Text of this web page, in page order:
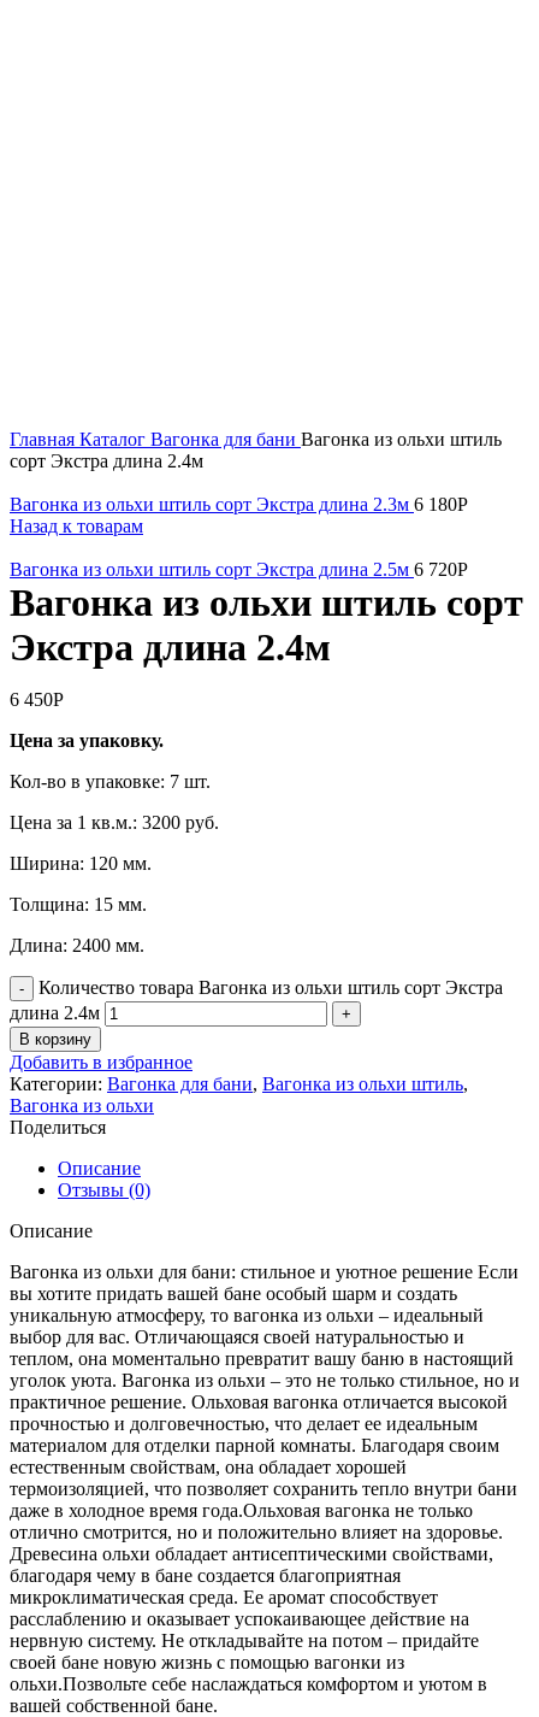
Главная Каталог Вагонка для бани Вагонка из ольхи штиль
сорт Экстра длина 2.4м
Вагонка из ольхи штиль сорт Экстра длина 2.3м 6 180Р
Назад к товарам
Вагонка из ольхи штиль сорт Экстра длина 2.5м 6 720Р
Вагонка из ольхи штиль сорт
Экстра длина 2.4м
6 450Р
Цена за упаковку.
Кол-во в упаковке: 7 шт.
Цена за 1 кв.м.: 3200 руб.
Ширина: 120 мм.
Толщина: 15 мм.
Длина: 2400 мм.
Количество товара Вагонка из ольхи штиль сорт Экстра
длина 2.4м
В корзину
Добавить в избранное
Категории: Вагонка для бани, Вагонка из ольхи штиль,
Вагонка из ольхи
Поделиться
Описание
Отзывы (0)
Описание
Вагонка из ольхи для бани: стильное и уютное решение Если
вы хотите придать вашей бане особый шарм и создать
уникальную атмосферу, то вагонка из ольхи – идеальный
выбор для вас. Отличающаяся своей натуральностью и
теплом, она моментально превратит вашу баню в настоящий
уголок уюта. Вагонка из ольхи – это не только стильное, но и
практичное решение. Ольховая вагонка отличается высокой
прочностью и долговечностью, что делает ее идеальным
материалом для отделки парной комнаты. Благодаря своим
естественным свойствам, она обладает хорошей
термоизоляцией, что позволяет сохранить тепло внутри бани
даже в холодное время года.Ольховая вагонка не только
отлично смотрится, но и положительно влияет на здоровье.
Древесина ольхи обладает антисептическими свойствами,
благодаря чему в бане создается благоприятная
микроклиматическая среда. Ее аромат способствует
расслаблению и оказывает успокаивающее действие на
нервную систему. Не откладывайте на потом – придайте
своей бане новую жизнь с помощью вагонки из
ольхи.Позвольте себе наслаждаться комфортом и уютом в
вашей собственной бане.